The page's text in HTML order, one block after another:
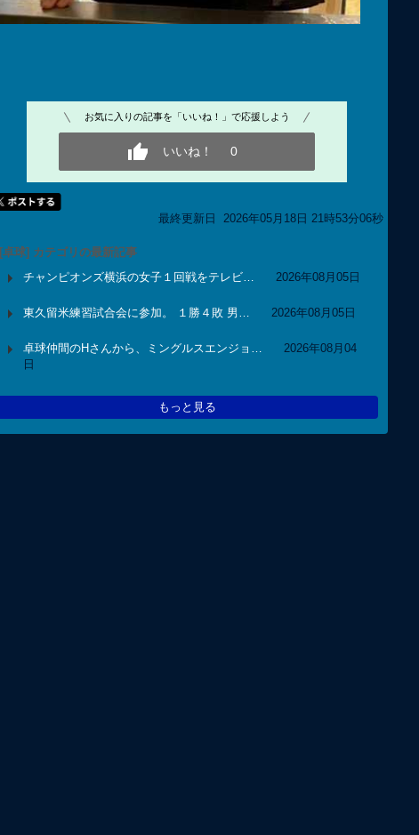
お気に入りの記事を「いいね！」で応援しよう
いいね！ 0
最終更新日 2026年05月18日 21時53分06秒
[卓球] カテゴリの最新記事
チャンピオンズ横浜の女子１回戦をテレビ…
2026年08月05日
東久留米練習試合会に参加。 １勝４敗 男… 2026年08月05日
卓球仲間のHさんから、ミングルスエンジョ…
2026年08月04
日
もっと見る